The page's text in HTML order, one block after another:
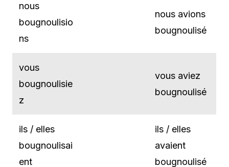
nous
bougnoulisio
ns
nous avions
bougnoulisé
vous
bougnoulisie
z
vous aviez
bougnoulisé
ils / elles
bougnoulisai
ent
ils / elles
avaient
bougnoulisé